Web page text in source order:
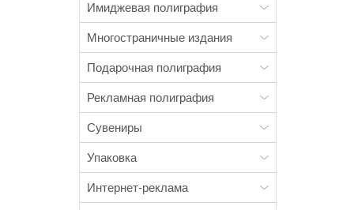
Имиджевая полиграфия
Многостраничные издания
Подарочная полиграфия
Рекламная полиграфия
Сувениры
Упаковка
Интернет-реклама